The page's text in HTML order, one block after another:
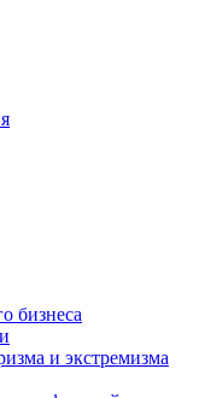
бизнеса
и экстремизма